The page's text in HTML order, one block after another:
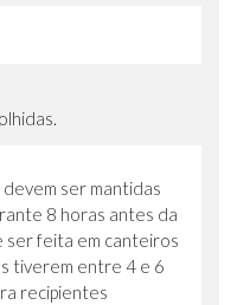
ser mantidas
8 horas antes da
ser feita em canteiros
tiverem entre 4 e 6
recipientes